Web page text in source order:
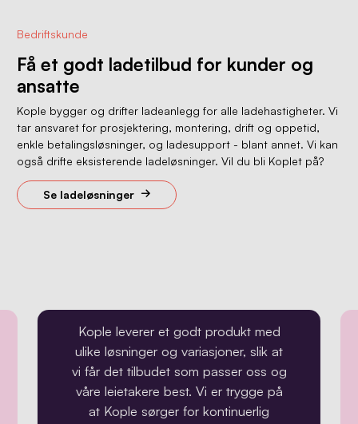
Bedriftskunde
Få et godt ladetilbud for kunder og
ansatte
Kople bygger og drifter ladeanlegg for alle ladehastigheter. Vi
tar ansvaret for prosjektering, montering, drift og oppetid,
enkle betalingsløsninger, og ladesupport - blant annet. Vi kan
også drifte eksisterende ladeløsninger. Vil du bli Koplet på?
Se ladeløsninger
Kople leverer et godt produkt med
ulike løsninger og variasjoner, slik at
vi får det tilbudet som passer oss og
våre leietakere best. Vi er trygge på
at Kople sørger for kontinuerlig